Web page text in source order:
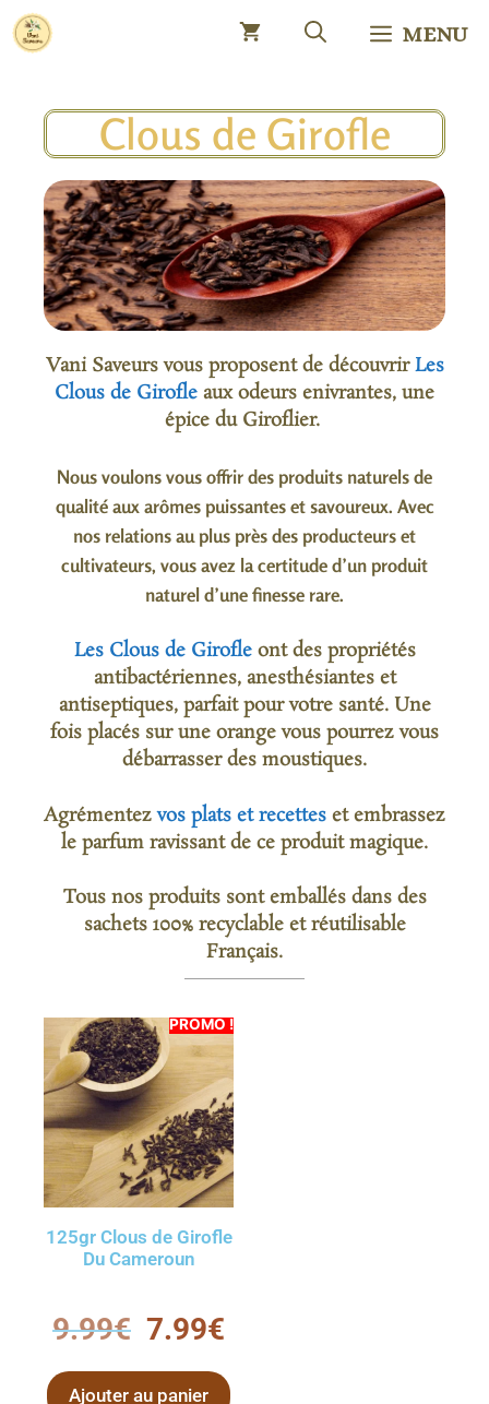
MENU
Clous de Girofle
Vani Saveurs vous proposent de découvrirLes
Clous de Girofle aux odeurs enivrantes, une
épice du Giroflier.
Nous voulons vous offrir des produits naturels de
qualité aux arômes puissantes et savoureux. Avec
nos relations au plus près des producteurs et
cultivateurs, vous avez la certitude d’un produit
naturel d’une finesse rare.
Les Clous de Girofleont des propriétés
antibactériennes, anesthésiantes et
antiseptiques, parfait pour votre santé. Une
fois placés sur une orange vous pourrez vous
débarrasser des moustiques.
Agrémentezvos plats et recettes et embrassez
le parfum ravissant de ce produit magique.
Tous nos produits sont emballés dans des
sachets 100% recyclable et réutilisable
Français.
PROMO !
125gr Clous de Girofle
Du Cameroun
s
u
5
9.99€ 7.99€
Ajouter au panier